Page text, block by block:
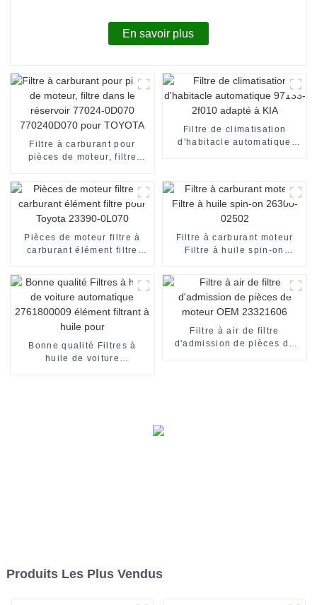
En savoir plus
Filtre à carburant pour
pièces de moteur, filtre
TOYOTA
Filtre de climatisation
d'habitacle automatique
Pièces de moteur filtre à
carburant élément filtre
Filtre à carburant moteur
Filtre à huile spin-on
Bonne qualité Filtres à
huile de voiture
Filtre à air de filtre
d'admission de pièces de
Produits Les Plus Vendus